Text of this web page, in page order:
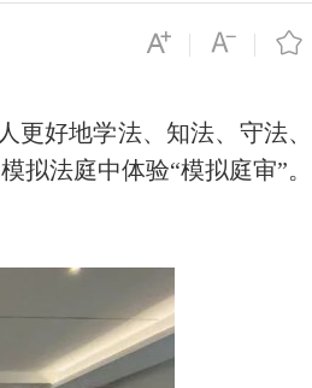
好地学法、知法、守法、
拟法庭中体验“模拟庭审”